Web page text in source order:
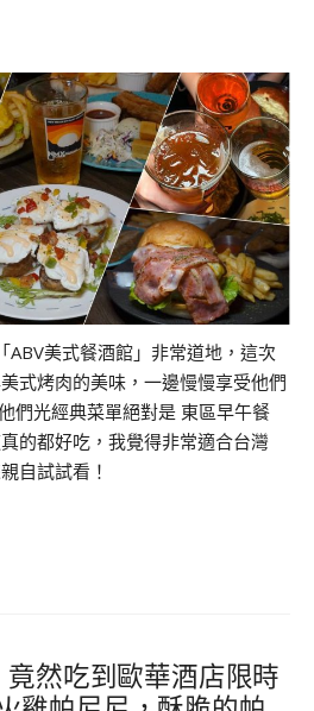
ABV美式餐酒館」非常道地，這次
式烤肉的美味，一邊慢慢享受他們
們光經典菜單絕對是 東區早午餐
的都好吃，我覺得非常適合台灣
自試試看！
竟然吃到歐華酒店限時